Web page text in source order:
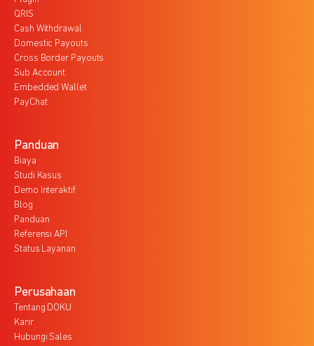
QRIS
Cash Withdrawal
Domestic Payouts
Cross Border Payouts
Sub Account
Embedded Wallet
PayChat
Panduan
Biaya
Studi Kasus
Demo Interaktif
Blog
Panduan
Referensi API
Status Layanan
Perusahaan
Tentang DOKU
Karir
Hubungi Sales